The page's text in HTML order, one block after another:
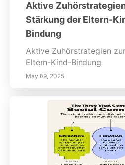
Aktive
Stärkung der Eltern-
Bindung
Aktive Zuhörstrategien
Eltern-Kind-Bindung
May 09, 2025